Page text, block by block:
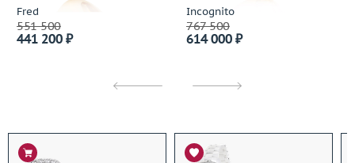
Fred
551 500
441 200 ₽
Incognito
767 500
614 000 ₽